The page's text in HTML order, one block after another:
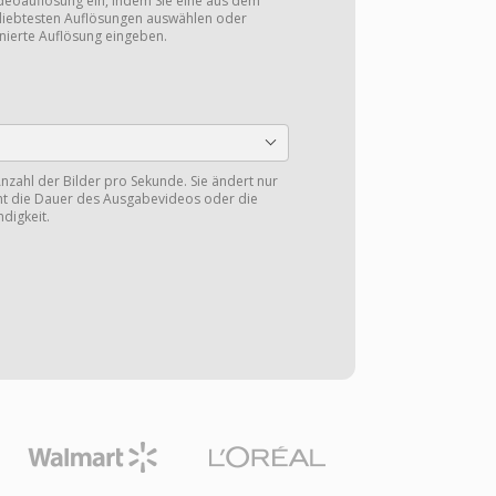
Auflösungen auswählen oder
Auflösung eingeben.
der Bilder pro Sekunde. Sie ändert nur
die Dauer des Ausgabevideos oder die